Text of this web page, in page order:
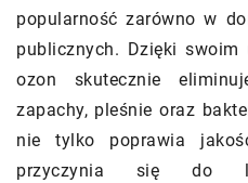
popularność zarówno w
publicznych. Dzięki swoim
ozon skutecznie
zapachy, pleśnie oraz
nie tylko poprawia
przyczynia się do